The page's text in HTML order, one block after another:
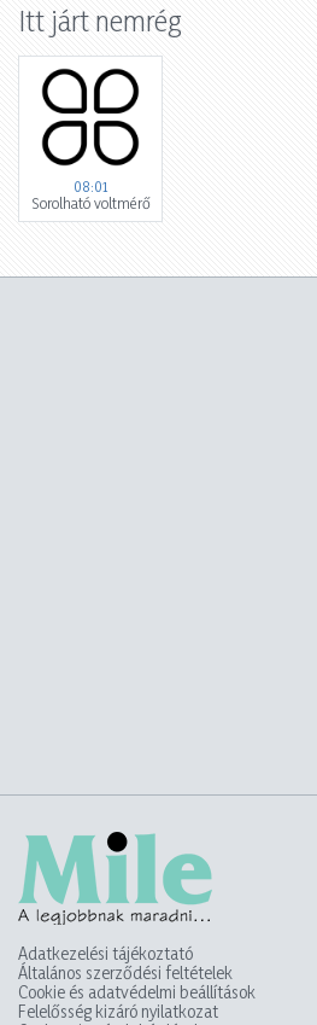
Itt járt nemrég
08:01
Sorolható voltmérő
Adatkezelési tájékoztató
Általános szerződési feltételek
Cookie és adatvédelmi beállítások
Felelősség kizáró nyilatkozat